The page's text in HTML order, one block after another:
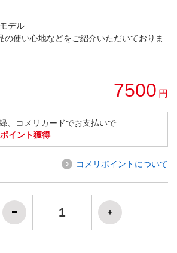
デル
の使い心地などをご紹介いただいておりま
7500 円
、コメリカードでお支払いで
イント獲得
コメリポイントについて